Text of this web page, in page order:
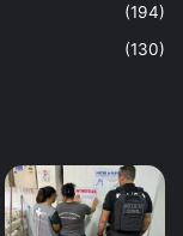
(194)
(130)